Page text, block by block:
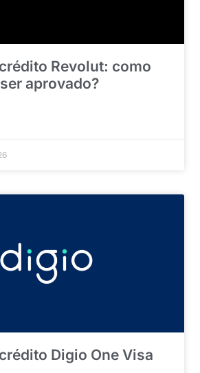
Revolut: como
aprovado?
Digio One Visa